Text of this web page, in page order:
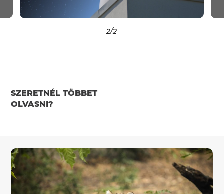
2/2
SZERETNÉL TÖBBET
OLVASNI?